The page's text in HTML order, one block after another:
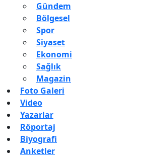
Gündem
Bölgesel
Spor
Siyaset
Ekonomi
Sağlık
Magazin
Foto Galeri
Video
Yazarlar
Röportaj
Biyografi
Anketler